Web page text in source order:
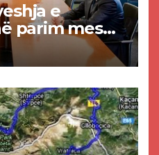
e
parim mes